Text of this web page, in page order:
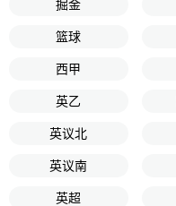
掘金
篮球
西甲
英乙
英议北
英议南
英超